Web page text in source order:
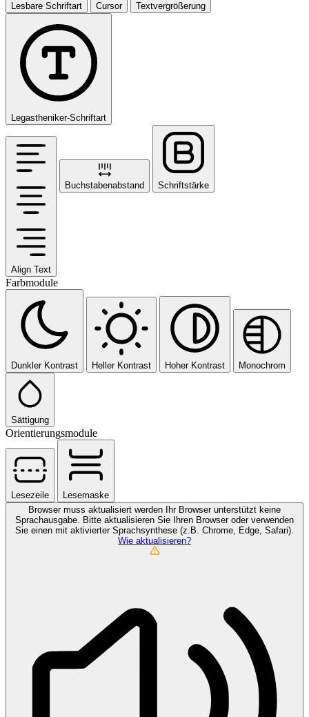
Lesbare Schriftart Cursor Textvergrößerung
Legastheniker-Schriftart
Align Text
Buchstabenabstand Schriftstärke
Farbmodule
Dunkler Kontrast Heller Kontrast Hoher Kontrast Monochrom
Sättigung
Orientierungsmodule
Lesezeile
Lesemaske
Browser muss aktualisiert werden
Ihr Browser unterstützt keine
Sprachausgabe. Bitte aktualisieren Sie Ihren Browser oder verwenden
Sie einen mit aktivierter Sprachsynthese (z.B. Chrome, Edge, Safari).
Wie aktualisieren?